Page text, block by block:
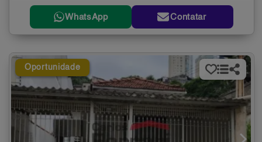
WhatsApp Contatar
Oportunidade